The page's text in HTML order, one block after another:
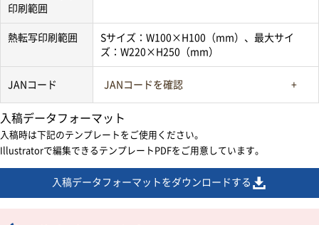
印刷範囲
熱転写印刷範囲
Sサイズ：W100×H100（mm）、最大サイ
ズ：W220×H250（mm）
JANコード JANコードを確認
入稿データフォーマット
入稿時は下記のテンプレートをご使用ください。
Illustratorで編集できるテンプレートPDFをご用意しています。
入稿データフォーマットをダウンロードする